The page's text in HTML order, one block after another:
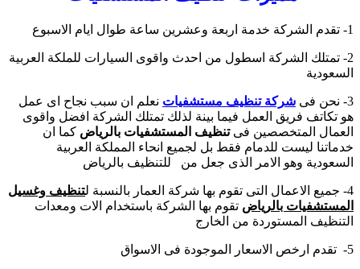
1- تقدم الشركة خدمة اربعة وعشرين ساعة طوال ايام الاسبوع
2- تمتلك الشركة اسطول من احدث واقوى السيارات للملكة العربية
السعودية
3- نحن فى شركة تنظيف مستشفيات نعلم ان سبب نجاح اى عمل
هو تكاتف فريق العمل فيما بينة لذلك تمتلك الشركة افضل واقوى
العمال المتخصصين فىتنظيف المستشفيات بالرياض كما ان
خدماتنا ليست للدمام فقط بل لجميع انحاء المملكة العربية
السعودية وهو الامر الذى جعل من للتنظيف بالرياض
4- جميع الاعمال التى تقوم بها شركة العمار بالنسبة ل
تنظيف وغسيل
المستشفيات بالرياض تقوم بها الشركة باستخدام الات ومعدات
التنظيف المستوردة من الخارج
5- تقدم ارخص الاسعار الموجودة فى الاسواق